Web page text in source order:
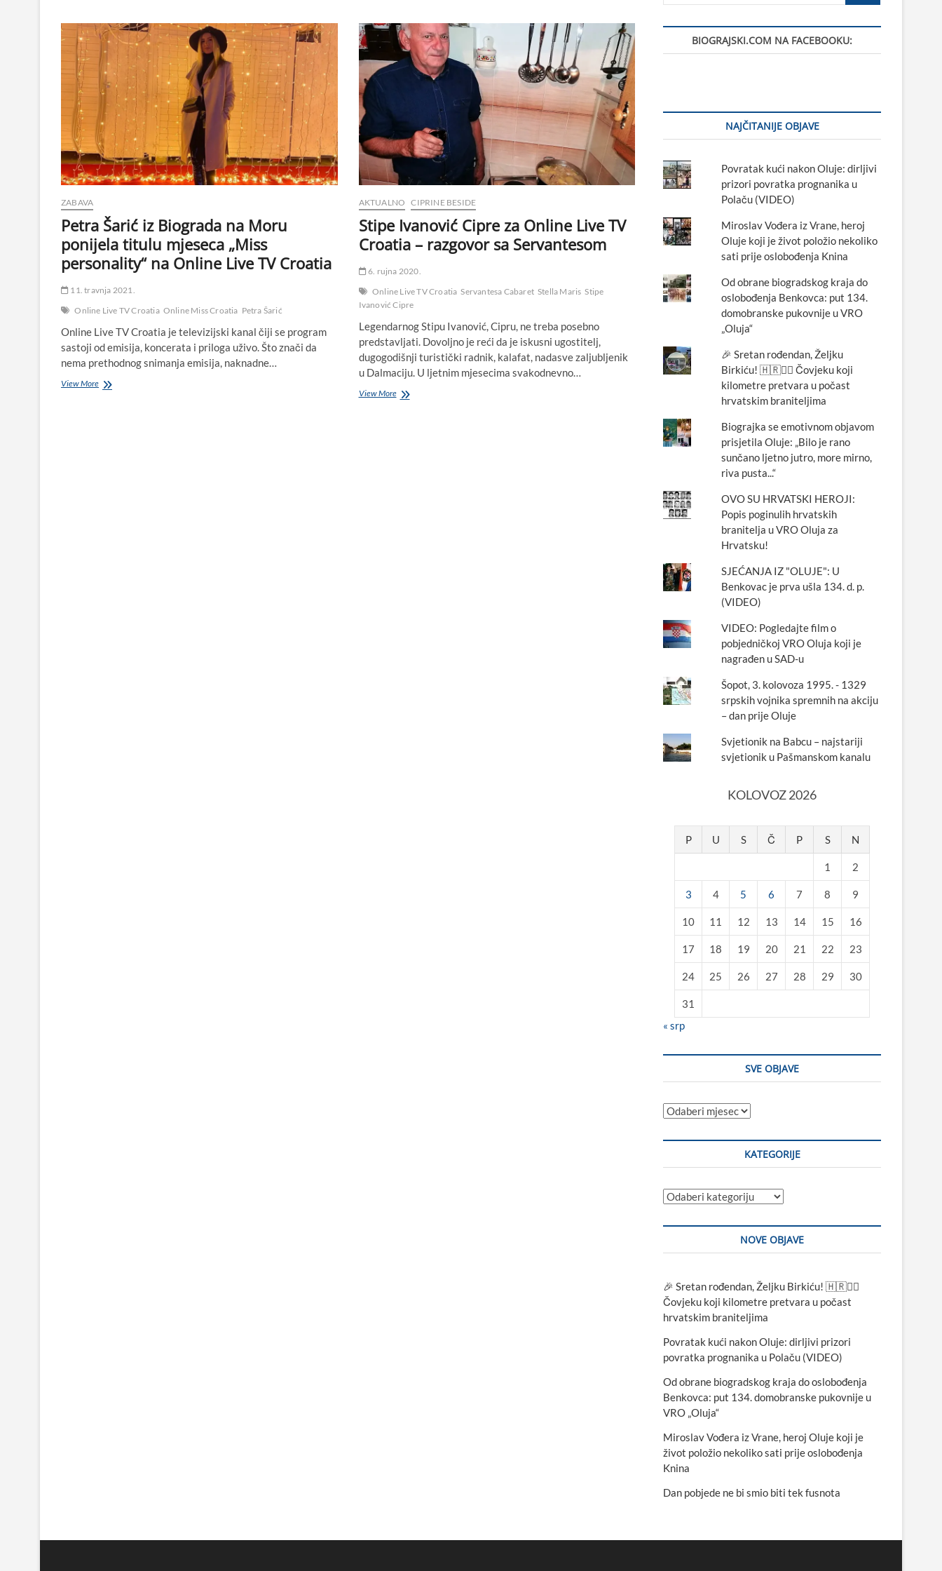
ZABAVA
Petra Šarić iz Biograda na Moru
ponijela titulu mjeseca „Miss
personality“ na Online Live TV Croatia
11. travnja 2021.
Online Live TV Croatia Online Miss Croatia Petra Šarić
Online Live TV Croatia je televizijski kanal čiji se program
sastoji od emisija, koncerata i priloga uživo. Što znači da
nema prethodnog snimanja emisija, naknadne…
View MorePetra
AKTUALNO CIPRINE BESIDE
Stipe Ivanović Cipre za Online Live TV
Croatia – razgovor sa Servantesom
6. rujna 2020.
Online Live TV Croatia Servantesa Cabaret Stella Maris Stipe
Ivanović Cipre
Legendarnog Stipu Ivanović, Cipru, ne treba posebno
predstavljati. Dovoljno je reći da je iskusni ugostitelj,
dugogodišnji turistički radnik, kalafat, nadasve zaljubljenik
u Dalmaciju. U ljetnim mjesecima svakodnevno…
View MoreStipe
BIOGRAJSKI.COM NA FACEBOOKU:
NAJČITANIJE OBJAVE
Povratak kući nakon Oluje: dirljivi
prizori povratka prognanika u
Polaču (VIDEO)
Miroslav Vođera iz Vrane, heroj
Oluje koji je život položio nekoliko
sati prije oslobođenja Knina
Od obrane biogradskog kraja do
oslobođenja Benkovca: put 134.
domobranske pukovnije u VRO
„Oluja“
🎉 Sretan rođendan, Željku
Birkiću! 🇭🇷🏃‍♂️ Čovjeku koji
kilometre pretvara u počast
hrvatskim braniteljima
Biograjka se emotivnom objavom
prisjetila Oluje: „Bilo je rano
sunčano ljetno jutro, more mirno,
riva pusta...“
OVO SU HRVATSKI HEROJI:
Popis poginulih hrvatskih
branitelja u VRO Oluja za
Hrvatsku!
SJEĆANJA IZ "OLUJE": U
Benkovac je prva ušla 134. d. p.
(VIDEO)
VIDEO: Pogledajte film o
pobjedničkoj VRO Oluja koji je
nagrađen u SAD-u
Šopot, 3. kolovoza 1995. - 1329
srpskih vojnika spremnih na akciju
– dan prije Oluje
Svjetionik na Babcu – najstariji
svjetionik u Pašmanskom kanalu
KOLOVOZ 2026
P U S Č P S N
1 2
3 4 5 6 7 8 9
10 11 12 13 14 15 16
17 18 19 20 21 22 23
24 25 26 27 28 29 30
31
« srp
SVE OBJAVE
Sve
KATEGORIJE
Kategorije
NOVE OBJAVE
🎉 Sretan rođendan, Željku Birkiću! 🇭🇷🏃‍♂️
Čovjeku koji kilometre pretvara u počast
hrvatskim braniteljima
Povratak kući nakon Oluje: dirljivi prizori
povratka prognanika u Polaču (VIDEO)
Od obrane biogradskog kraja do oslobođenja
Benkovca: put 134. domobranske pukovnije u
VRO „Oluja“
Miroslav Vođera iz Vrane, heroj Oluje koji je
život položio nekoliko sati prije oslobođenja
Knina
Dan pobjede ne bi smio biti tek fusnota